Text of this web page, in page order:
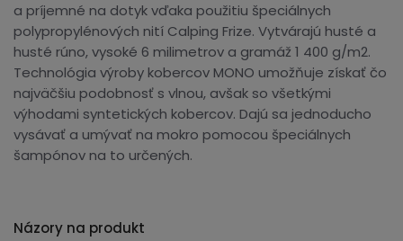
a príjemné na dotyk vďaka použitiu špeciálnych
polypropylénových nití Calping Frize. Vytvárajú husté a
husté rúno, vysoké 6 milimetrov a gramáž 1 400 g/m2.
Technológia výroby kobercov MONO umožňuje získať čo
najväčšiu podobnosť s vlnou, avšak so všetkými
výhodami syntetických kobercov. Dajú sa jednoducho
vysávať a umývať na mokro pomocou špeciálnych
šampónov na to určených.
Názory na produkt